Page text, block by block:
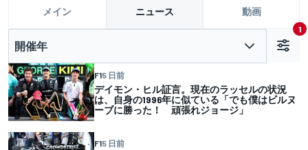
メイン ニュース 動画
開催年
1
F15 日前
デイモン・ヒル証言。現在のラッセルの状況
は、自身の1996年に似ている「でも僕はビルヌ
ーブに勝った！ 頑張れジョージ」
F15 日前